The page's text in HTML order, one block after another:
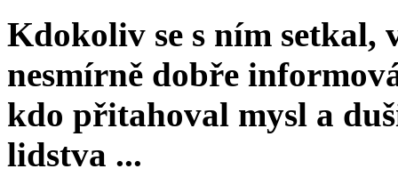
Kdokoliv se s ním setkal,
nesmírně dobře
kdo přitahoval mysl a
lidstva ...